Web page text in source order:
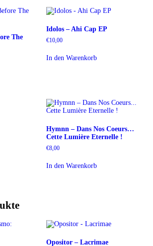
The
Idolos – Ahi Cap EP
€10,00
In den Warenkorb
Hymnn ‎– Dans Nos Coeurs…
Cette Lumière Eternelle !
€8,00
In den Warenkorb
Opositor – Lacrimae